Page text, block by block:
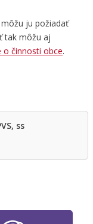
ju požiadať
tak môžu aj
o činnosti obce.
ss